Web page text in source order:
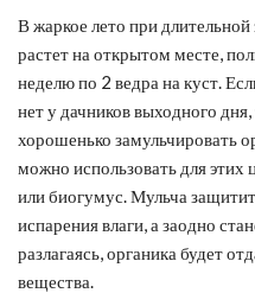
В жаркое лето при длительной
растет на открытом месте,
неделю по 2 ведра на куст.
нет у дачников выходного
хорошенько замульчировать
можно использовать для этих
или биогумус. Мульча
испарения влаги, а заодно
разлагаясь, органика будет
вещества.